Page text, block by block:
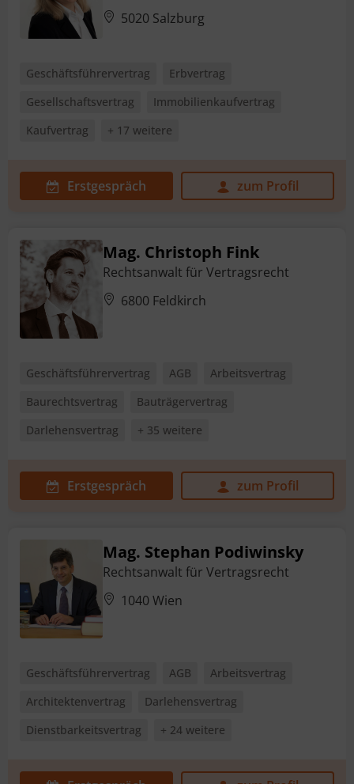
5020 Salzburg
Geschäftsführervertrag
Erbvertrag
Gesellschaftsvertrag
Immobilienkaufvertrag
Kaufvertrag
+ 17 weitere
Erstgespräch zum Profil
Mag. Christoph Fink
Rechtsanwalt für Vertragsrecht
6800 Feldkirch
Geschäftsführervertrag AGB
Arbeitsvertrag
Baurechtsvertrag
Bauträgervertrag
Darlehensvertrag
+ 35 weitere
Erstgespräch zum Profil
Mag. Stephan Podiwinsky
Rechtsanwalt für Vertragsrecht
1040 Wien
Geschäftsführervertrag AGB
Arbeitsvertrag
Architektenvertrag
Darlehensvertrag
Dienstbarkeitsvertrag
+ 24 weitere